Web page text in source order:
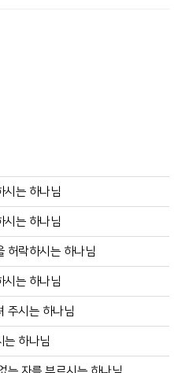
시는 하나님
시는 하나님
허락하시는 하나님
시는 하나님
주시는 하나님
는 하나님